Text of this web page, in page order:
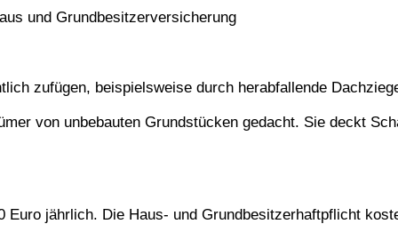
und Grundbesitzerversicherung
zufügen, beispielsweise durch herabfallende
von unbebauten Grundstücken gedacht. Sie deckt
jährlich. Die Haus- und Grundbesitzerhaftpflicht